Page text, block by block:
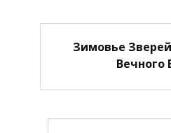
Зимовье
Вечного